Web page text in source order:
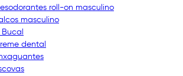
roll-on masculino
masculino
dental